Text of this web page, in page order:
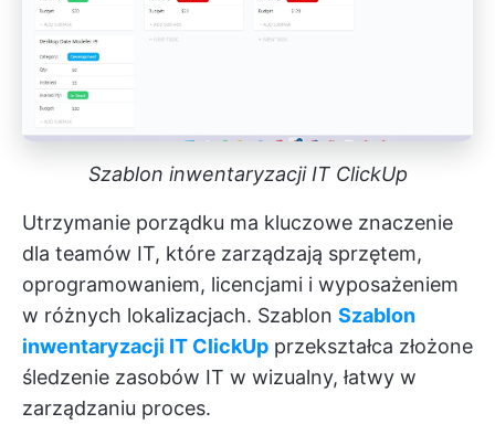
Szablon inwentaryzacji IT ClickUp
Utrzymanie porządku ma kluczowe znaczenie
dla teamów IT, które zarządzają sprzętem,
oprogramowaniem, licencjami i wyposażeniem
w różnych lokalizacjach. Szablon Szablon
inwentaryzacji IT ClickUp przekształca złożone
śledzenie zasobów IT w wizualny, łatwy w
zarządzaniu proces.